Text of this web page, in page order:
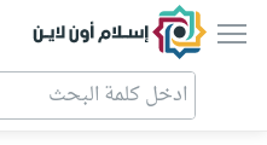
إسلام أون لاين